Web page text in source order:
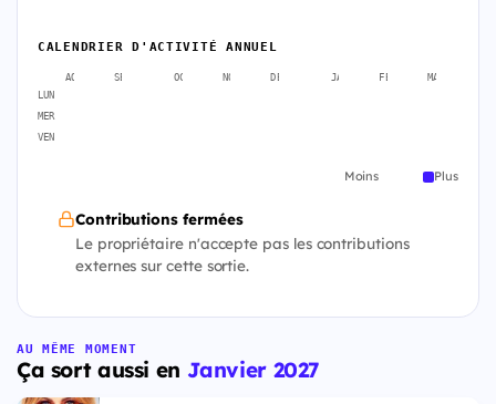
CALENDRIER D'ACTIVITÉ ANNUEL
AOÛT SEPT. OCT. NOV. DÉC. JANV. FÉVR. MARS
LUN
MER
VEN
Moins Plus
Contributions fermées
Le propriétaire n'accepte pas les contributions
externes sur cette sortie.
AU MÊME MOMENT
Ça sort aussi en Janvier 2027